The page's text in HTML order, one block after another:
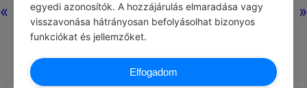
« »
egyedi azonosítók. A hozzájárulás elmaradása vagy
visszavonása hátrányosan befolyásolhat bizonyos
funkciókat és jellemzőket.
Elfogadom